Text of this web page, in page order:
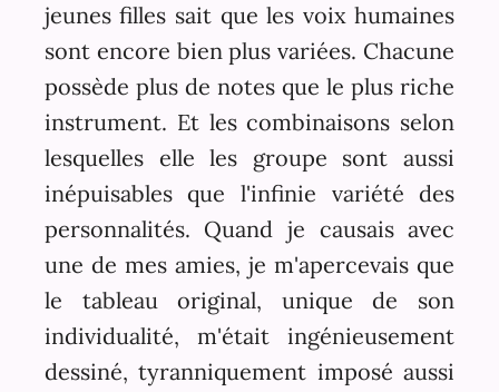
jeunes filles sait que les voix humaines
sont encore bien plus variées. Chacune
possède plus de notes que le plus riche
instrument. Et les combinaisons selon
lesquelles elle les groupe sont aussi
inépuisables que l'infinie variété des
personnalités. Quand je causais avec
une de mes amies, je m'apercevais que
le tableau original, unique de son
individualité, m'était ingénieusement
dessiné, tyranniquement imposé aussi